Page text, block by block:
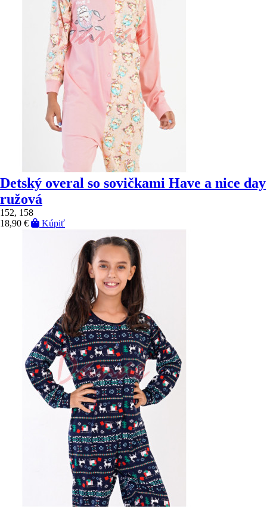
Detský overal so sovičkami Have a nice day
ružová
152, 158
18,90 €
Kúpiť